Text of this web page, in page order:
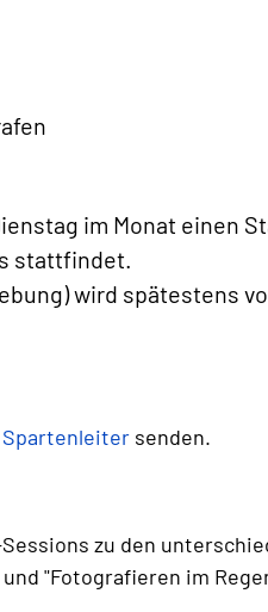
im Monat einen
stattfindet.
wird spätestens
Spartenleiter senden.
zu den
"Fotografieren im